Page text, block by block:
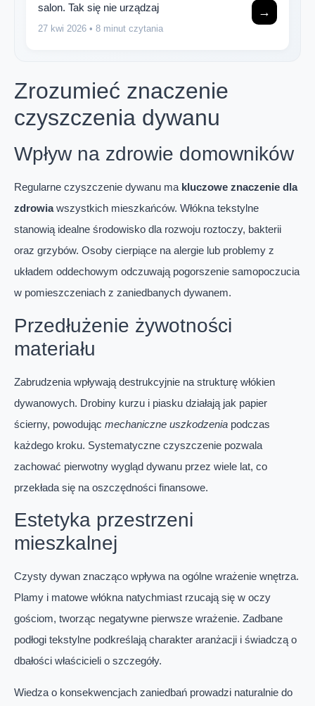
salon. Tak się nie urządzaj
27 kwi 2026 • 8 minut czytania
→
Zrozumieć znaczenie
czyszczenia dywanu
Wpływ na zdrowie domowników
Regularne czyszczenie dywanu ma kluczowe znaczenie dla
zdrowiawszystkich mieszkańców. Włókna tekstylne
stanowią idealne środowisko dla rozwoju roztoczy, bakterii
oraz grzybów. Osoby cierpiące na alergie lub problemy z
układem oddechowym odczuwają pogorszenie samopoczucia
w pomieszczeniach z zaniedbanych dywanem.
Przedłużenie żywotności
materiału
Zabrudzenia wpływają destrukcyjnie na strukturę włókien
dywanowych. Drobiny kurzu i piasku działają jak papier
ścierny, powodując mechaniczne uszkodzenia podczas
każdego kroku. Systematyczne czyszczenie pozwala
zachować pierwotny wygląd dywanu przez wiele lat, co
przekłada się na oszczędności finansowe.
Estetyka przestrzeni
mieszkalnej
Czysty dywan znacząco wpływa na ogólne wrażenie wnętrza.
Plamy i matowe włókna natychmiast rzucają się w oczy
gościom, tworząc negatywne pierwsze wrażenie. Zadbane
podłogi tekstylne podkreślają charakter aranżacji i świadczą o
dbałości właścicieli o szczegóły.
Wiedza o konsekwencjach zaniedbań prowadzi naturalnie do